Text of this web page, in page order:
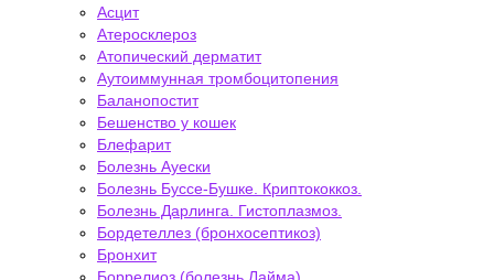
Асцит
Атеросклероз
Атопический дерматит
Аутоиммунная тромбоцитопения
Баланопостит
Бешенство у кошек
Блефарит
Болезнь Ауески
Болезнь Буссе-Бушке. Криптококкоз.
Болезнь Дарлинга. Гистоплазмоз.
Бордетеллез (бронхосептикоз)
Бронхит